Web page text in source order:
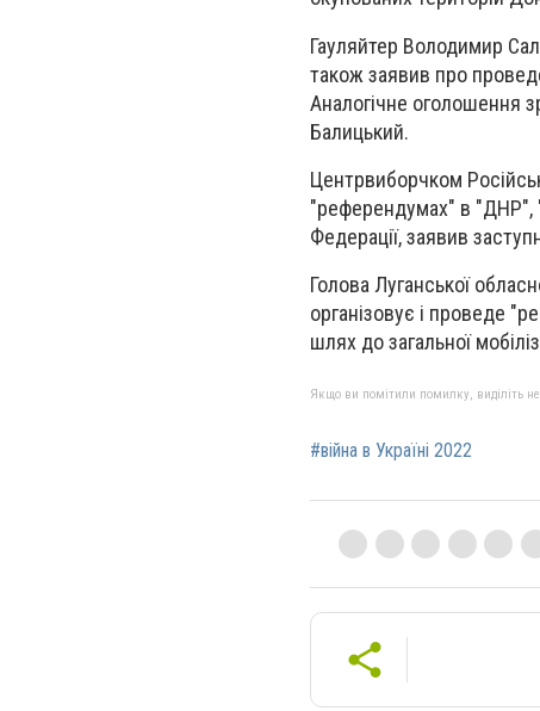
Гауляйтер Володимир
також заявив про
Аналогічне оголошення
Балицький.
Центрвиборчком
"референдумах" в "ДНР",
Федерації, заявив
Голова Луганської
організовує і проведе
шлях до загальної
Якщо ви помітили помилку, виділіть
#війна в Україні 2022